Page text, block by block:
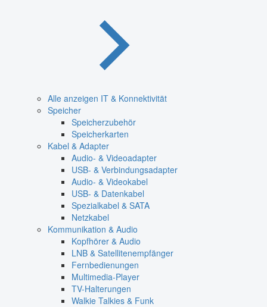
Alle anzeigen IT & Konnektivität
Speicher
Speicherzubehör
Speicherkarten
Kabel & Adapter
Audio- & Videoadapter
USB- & Verbindungsadapter
Audio- & Videokabel
USB- & Datenkabel
Spezialkabel & SATA
Netzkabel
Kommunikation & Audio
Kopfhörer & Audio
LNB & Satellitenempfänger
Fernbedienungen
Multimedia-Player
TV-Halterungen
Walkie Talkies & Funk